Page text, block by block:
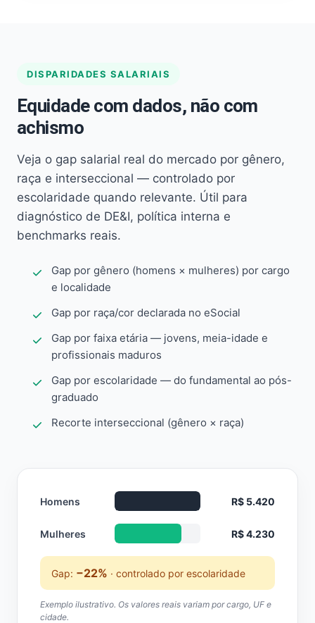
DISPARIDADES SALARIAIS
Equidade com dados, não com
achismo
Veja o gap salarial real do mercado por gênero,
raça e interseccional — controlado por
escolaridade quando relevante. Útil para
diagnóstico de DE&I, política interna e
benchmarks reais.
Gap por gênero (homens × mulheres) por cargo
e localidade
Gap por raça/cor declarada no eSocial
Gap por faixa etária — jovens, meia-idade e
profissionais maduros
Gap por escolaridade — do fundamental ao pós-
graduado
Recorte interseccional (gênero × raça)
Homens R$ 5.420
Mulheres R$ 4.230
Gap: −22% · controlado por escolaridade
Exemplo ilustrativo. Os valores reais variam por cargo, UF e
cidade.